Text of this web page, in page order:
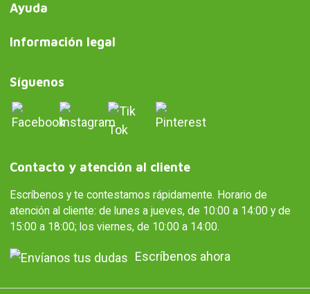
Ayuda
Información legal
Síguenos
Contacto y atención al cliente
Escríbenos y te contestamos rápidamente. Horario de
atención al cliente: de lunes a jueves, de 10:00 a 14:00 y de
15:00 a 18:00; los viernes, de 10:00 a 14:00.
Escríbenos ahora